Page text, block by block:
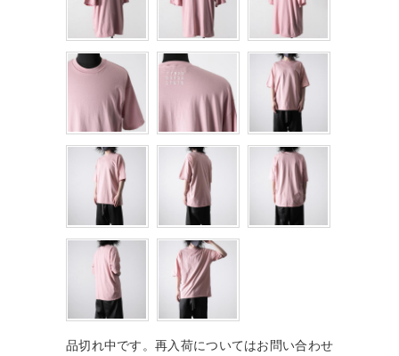
品切れ中です。再入荷についてはお問い合わせ